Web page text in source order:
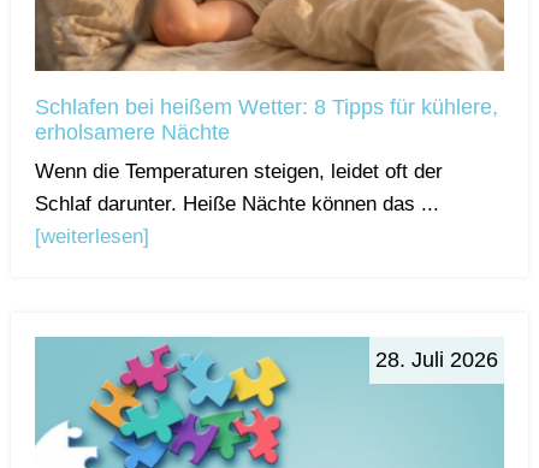
Schlafen bei heißem Wetter: 8 Tipps für kühlere,
erholsamere Nächte
Wenn die Temperaturen steigen, leidet oft der
Schlaf darunter. Heiße Nächte können das ...
[weiterlesen]
28. Juli 2026